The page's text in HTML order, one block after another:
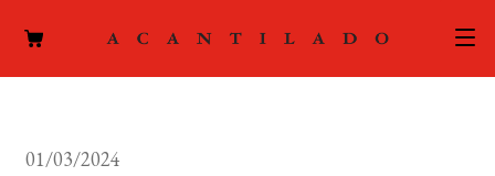
01/03/2024